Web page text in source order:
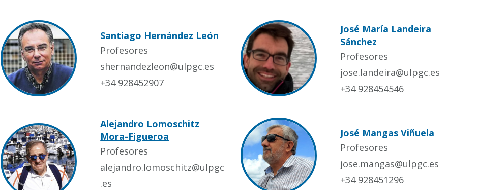
Santiago Hernández León
Profesores
shernandezleon@ulpgc.es
+34 928452907
José María Landeira
Sánchez
Profesores
jose.landeira@ulpgc.es
+34 928454546
Alejandro Lomoschitz
Mora-Figueroa
Profesores
alejandro.lomoschitz@ulpgc
.es
José Mangas Viñuela
Profesores
jose.mangas@ulpgc.es
+34 928451296